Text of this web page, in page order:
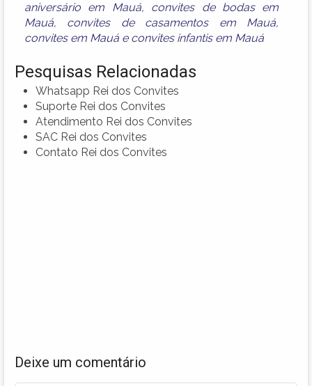
aniversário em Mauá, convites de bodas em
Mauá, convites de casamentos em Mauá,
convites em Mauá e convites infantis em Mauá
Pesquisas Relacionadas
Whatsapp Rei dos Convites
Suporte Rei dos Convites
Atendimento Rei dos Convites
SAC Rei dos Convites
Contato Rei dos Convites
Deixe um comentário